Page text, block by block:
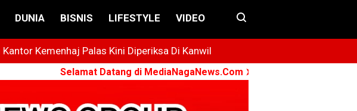
DUNIA BISNIS LIFESTYLE VIDEO
Kemenhaj Palas Kini Diperiksa Di Kanwil
Selamat Datang di MediaNagaNews.Com ➤ Konsisten - Menyuarakan -